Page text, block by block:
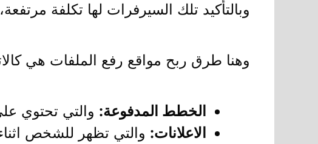
وبالتأكيد تلك السيرفرات لها تكلفة
وهنا طرق ربح مواقع رفع الملفات هي
الخطط المدفوعة: والتي تحتوي
الاعلانات: والتي تظهر للشخص